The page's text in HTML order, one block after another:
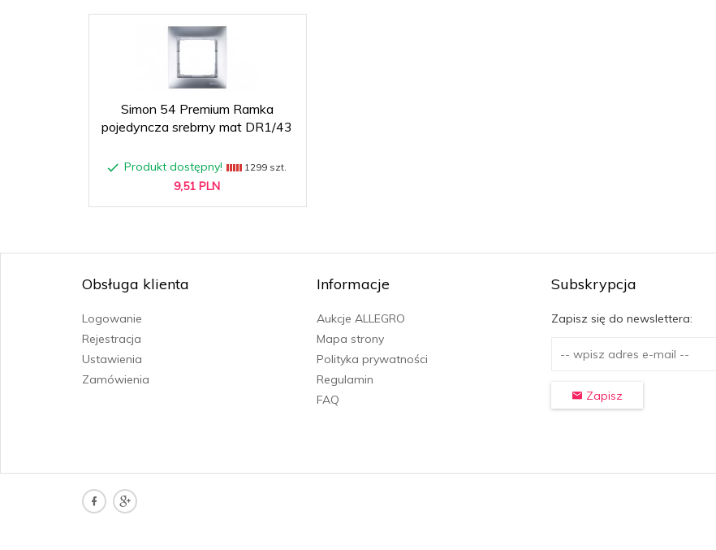
Simon 54 Premium Ramka
pojedyncza srebrny mat DR1/43
Produkt dostępny! 1299 szt.
9,51 PLN
Obsługa klienta
Logowanie
Rejestracja
Ustawienia
Zamówienia
Informacje
Aukcje ALLEGRO
Mapa strony
Polityka prywatności
Regulamin
FAQ
Subskrypcja
Zapisz się do newslettera:
Zapisz